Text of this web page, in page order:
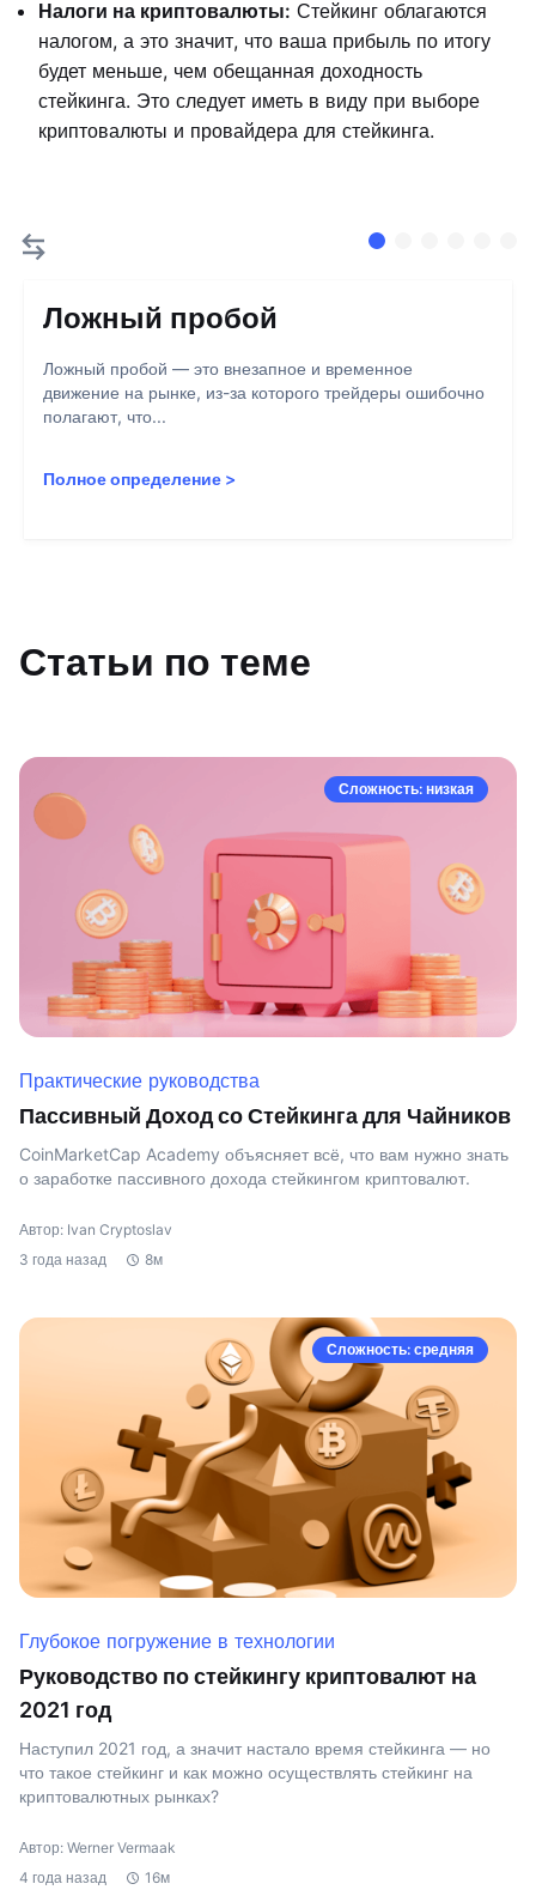
Налоги на криптовалюты: Стейкинг облагаются
налогом, а это значит, что ваша прибыль по итогу
будет меньше, чем обещанная доходность
стейкинга. Это следует иметь в виду при выборе
криптовалюты и провайдера для стейкинга.
Ложный пробой
Ложный пробой — это внезапное и временное
движение на рынке, из-за которого трейдеры ошибочно
полагают, что...
Полное определение >
Статьи по теме
Сложность: низкая
Практические руководства
Пассивный Доход со Стейкинга для Чайников
CoinMarketCap Academy объясняет всё, что вам нужно знать
о заработке пассивного дохода стейкингом криптовалют.
Автор: Ivan Cryptoslav
3 года назад
8м
Сложность: средняя
Глубокое погружение в технологии
Руководство по стейкингу криптовалют на
2021 год
Наступил 2021 год, а значит настало время стейкинга — но
что такое стейкинг и как можно осуществлять стейкинг на
криптовалютных рынках?
Автор: Werner Vermaak
4 года назад
16м